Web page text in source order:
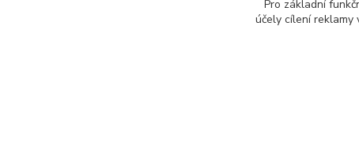
Copyright © 2015 - 2026 Ing. Miloš Hušek - QTEST.
textů či jejich částí, článků, obrázků, fotografií a videí je
Pro základní
účely cílení reklamy